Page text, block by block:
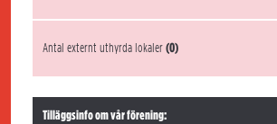
Antal externt uthyrda lokaler(0)
Tilläggsinfo om vår förening: